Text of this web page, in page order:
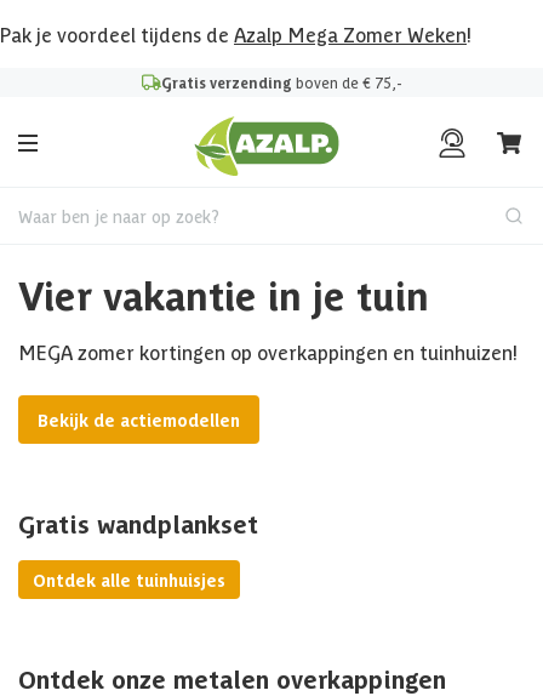
Pak je voordeel tijdens de Azalp Mega Zomer Weken!
Gratis verzending boven de € 75,-
Waar ben je naar op zoek?
Vier vakantie in je tuin
MEGA zomer kortingen op overkappingen en tuinhuizen!
Bekijk de actiemodellen
Gratis wandplankset
Ontdek alle tuinhuisjes
Ontdek onze metalen overkappingen